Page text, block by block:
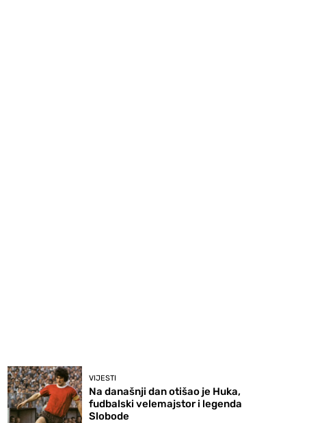
VIJESTI
Na današnji dan otišao je Huka,
fudbalski velemajstor i legenda
Slobode